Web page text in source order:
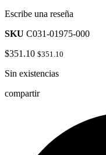
Escribe una reseña
SKU C031-01975-000
$351.10 $351.10
Sin existencias
compartir